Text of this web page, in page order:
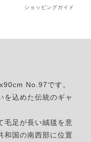
ショッピングガイド
No.97です。
を込めた伝統のギャ
毛足が長い絨毯を意
和国の南西部に位置